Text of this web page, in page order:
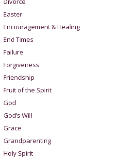
Easter
Encouragement & Healing
End Times
Failure
Forgiveness
Friendship
Fruit of the Spirit
God
God’s Will
Grace
Grandparenting
Holy Spirit